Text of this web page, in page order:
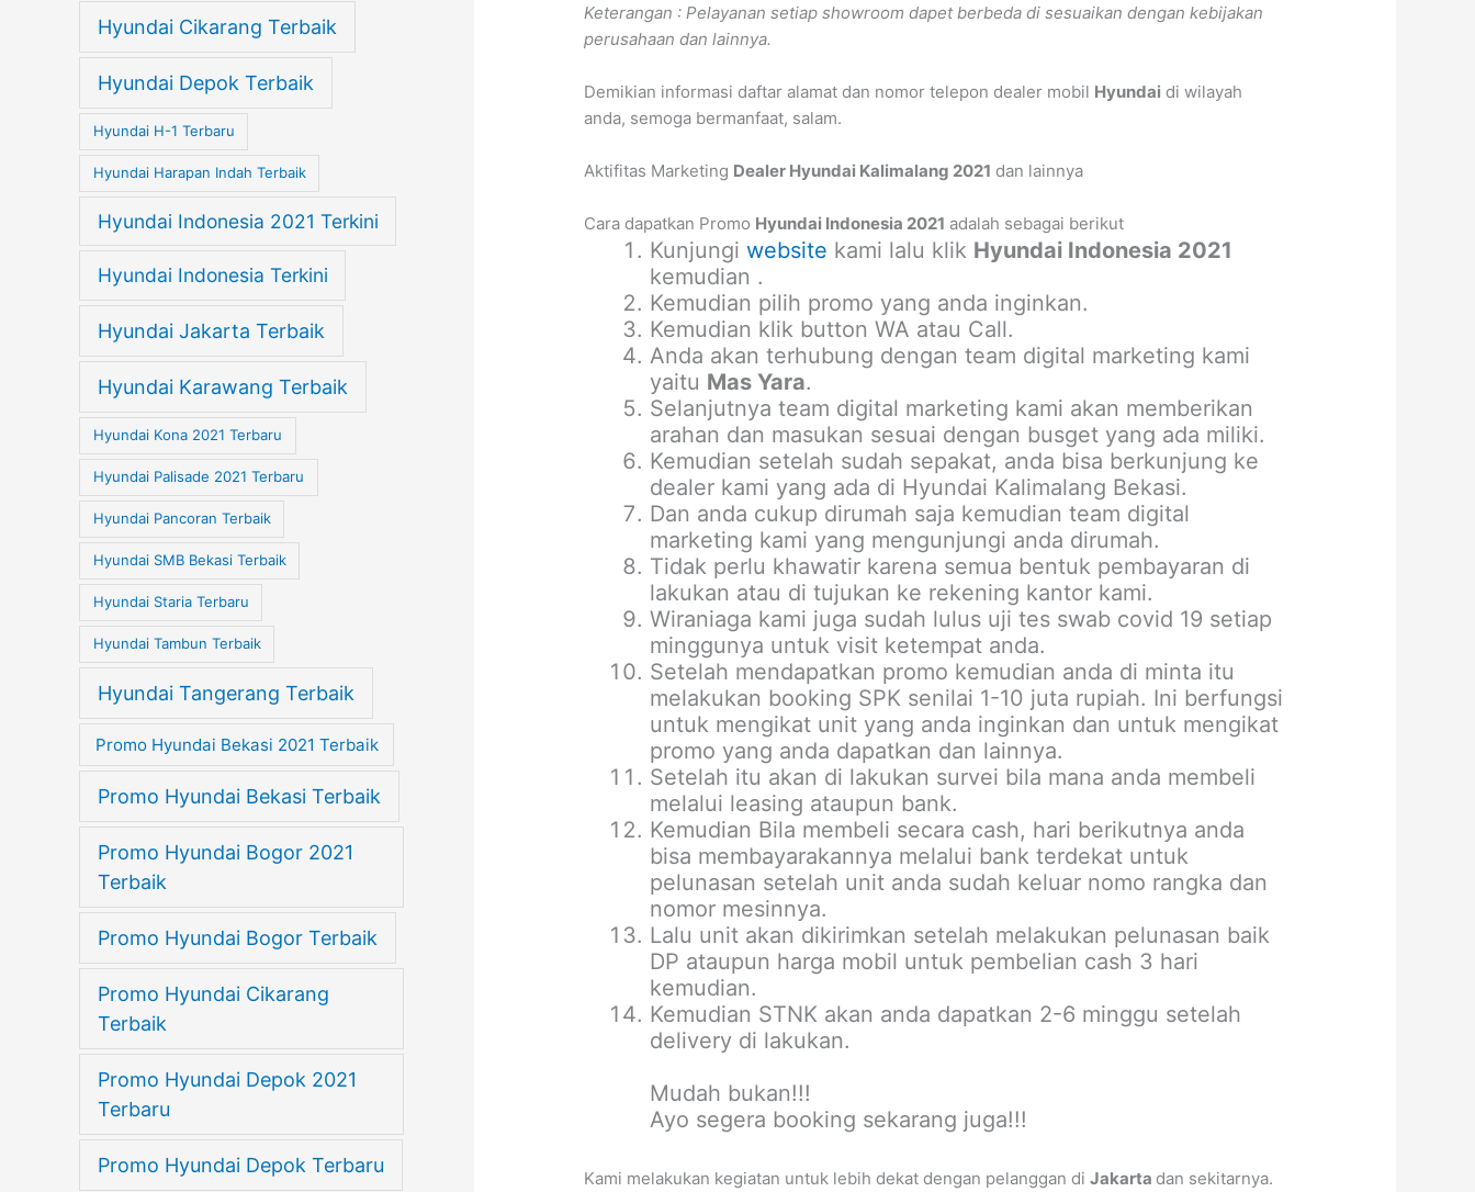
Hyundai Cikarang Terbaik
Hyundai Depok Terbaik
Hyundai H-1 Terbaru
Hyundai Harapan Indah Terbaik
Hyundai Indonesia 2021 Terkini
Hyundai Indonesia Terkini
Hyundai Jakarta Terbaik
Hyundai Karawang Terbaik
Hyundai Kona 2021 Terbaru
Hyundai Palisade 2021 Terbaru
Hyundai Pancoran Terbaik
Hyundai SMB Bekasi Terbaik
Hyundai Staria Terbaru
Hyundai Tambun Terbaik
Hyundai Tangerang Terbaik
Promo Hyundai Bekasi 2021 Terbaik
Promo Hyundai Bekasi Terbaik
Promo Hyundai Bogor 2021
Terbaik
Promo Hyundai Bogor Terbaik
Promo Hyundai Cikarang
Terbaik
Promo Hyundai Depok 2021
Terbaru
Promo Hyundai Depok Terbaru
Keterangan : Pelayanan setiap showroom dapet berbeda di sesuaikan dengan kebijakan
perusahaan dan lainnya.
Demikian informasi daftar alamat dan nomor telepon dealer mobil Hyundai di wilayah
anda, semoga bermanfaat, salam.
Aktifitas Marketing Dealer Hyundai Kalimalang 2021 dan lainnya
Cara dapatkan Promo Hyundai Indonesia 2021 adalah sebagai berikut
Kunjungiwebsite kami lalu klik Hyundai Indonesia 2021
kemudian .
Kemudian pilih promo yang anda inginkan.
Kemudian klik button WA atau Call.
Anda akan terhubung dengan team digital marketing kami
yaitu Mas Yara.
Selanjutnya team digital marketing kami akan memberikan
arahan dan masukan sesuai dengan busget yang ada miliki.
Kemudian setelah sudah sepakat, anda bisa berkunjung ke
dealer kami yang ada di Hyundai Kalimalang Bekasi.
Dan anda cukup dirumah saja kemudian team digital
marketing kami yang mengunjungi anda dirumah.
Tidak perlu khawatir karena semua bentuk pembayaran di
lakukan atau di tujukan ke rekening kantor kami.
Wiraniaga kami juga sudah lulus uji tes swab covid 19 setiap
minggunya untuk visit ketempat anda.
Setelah mendapatkan promo kemudian anda di minta itu
melakukan booking SPK senilai 1-10 juta rupiah. Ini berfungsi
untuk mengikat unit yang anda inginkan dan untuk mengikat
promo yang anda dapatkan dan lainnya.
Setelah itu akan di lakukan survei bila mana anda membeli
melalui leasing ataupun bank.
Kemudian Bila membeli secara cash, hari berikutnya anda
bisa membayarakannya melalui bank terdekat untuk
pelunasan setelah unit anda sudah keluar nomo rangka dan
nomor mesinnya.
Lalu unit akan dikirimkan setelah melakukan pelunasan baik
DP ataupun harga mobil untuk pembelian cash 3 hari
kemudian.
Kemudian STNK akan anda dapatkan 2-6 minggu setelah
delivery di lakukan.
Mudah bukan!!!
Ayo segera booking sekarang juga!!!
Kami melakukan kegiatan untuk lebih dekat dengan pelanggan diJakarta dan sekitarnya.